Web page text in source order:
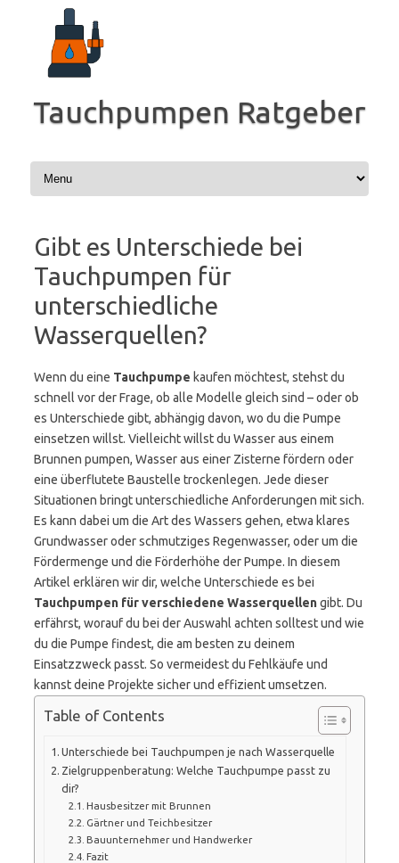
springen
Tauchpumpen Ratgeber
Gibt es Unterschiede bei
Tauchpumpen für
unterschiedliche
Wasserquellen?
Wenn du eine Tauchpumpe kaufen möchtest, stehst du
schnell vor der Frage, ob alle Modelle gleich sind – oder ob
es Unterschiede gibt, abhängig davon, wo du die Pumpe
einsetzen willst. Vielleicht willst du Wasser aus einem
Brunnen pumpen, Wasser aus einer Zisterne fördern oder
eine überflutete Baustelle trockenlegen. Jede dieser
Situationen bringt unterschiedliche Anforderungen mit sich.
Es kann dabei um die Art des Wassers gehen, etwa klares
Grundwasser oder schmutziges Regenwasser, oder um die
Fördermenge und die Förderhöhe der Pumpe. In diesem
Artikel erklären wir dir, welche Unterschiede es bei
Tauchpumpen für verschiedene Wasserquellengibt. Du
erfährst, worauf du bei der Auswahl achten solltest und wie
du die Pumpe findest, die am besten zu deinem
Einsatzzweck passt. So vermeidest du Fehlkäufe und
kannst deine Projekte sicher und effizient umsetzen.
Table of Contents
Unterschiede bei Tauchpumpen je nach Wasserquelle
Zielgruppenberatung: Welche Tauchpumpe passt zu
dir?
Hausbesitzer mit Brunnen
Gärtner und Teichbesitzer
Bauunternehmer und Handwerker
Fazit